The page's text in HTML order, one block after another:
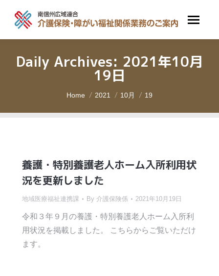
Daily Archives: 2021年10月
19日
Home 2021 10月 19
養護・特別養護老人ホーム入所利用状
況を更新しました
地域医療福祉連携課 By 介護保険係 2021年10月19日
令和３年９月の養護・特別養護老人ホーム入所利
用状況を掲載しました。 こちらからご覧いただけ
ます。